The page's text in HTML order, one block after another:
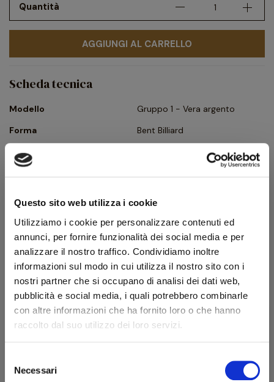
Questo sito web utilizza i cookie
Utilizziamo i cookie per personalizzare contenuti ed
annunci, per fornire funzionalità dei social media e per
analizzare il nostro traffico. Condividiamo inoltre
informazioni sul modo in cui utilizza il nostro sito con i
nostri partner che si occupano di analisi dei dati web,
pubblicità e social media, i quali potrebbero combinarle
con altre informazioni che ha fornito loro o che hanno
raccolto dal suo utilizzo dei loro servizi.
delNecessari
Quantità
AGGIUNGI AL CARRELLO
Scheda tecnica
Modello
Gruppo 1 - Vera argento
Forma
Bent Billiard
Tipologia
Foro bocchino (mm)
3
Filtro
No
Peso (g)
57
Ghiera
Argento
Confezione originale
Sì